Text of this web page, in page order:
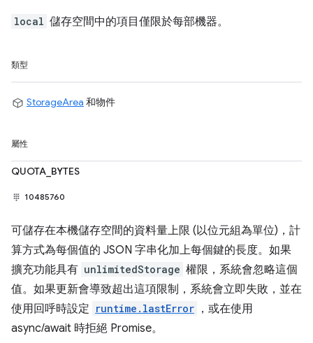
local 儲存空間中的項目僅限於每部機器。
類型
StorageArea 和物件
屬性
QUOTA_BYTES
10485760
可儲存在本機儲存空間的資料量上限 (以位元組為單位)，計
算方式為每個值的 JSON 字串化加上每個鍵的長度。如果
擴充功能具有 unlimitedStorage 權限，系統會忽略這個
值。如果更新會導致超出這項限制，系統會立即失敗，並在
使用回呼時設定 runtime.lastError ，或在使用
async/await 時拒絕 Promise。